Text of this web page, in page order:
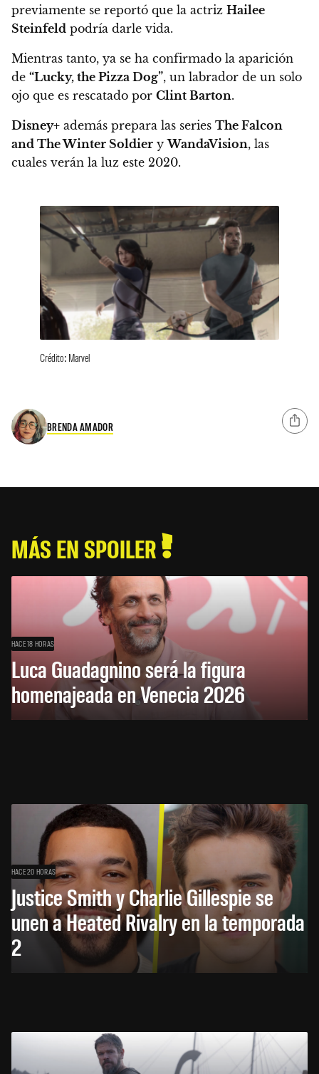
previamente se reportó que la actriz Hailee
Steinfeld podría darle vida.
Mientras tanto, ya se ha confirmado la aparición
de “Lucky, the Pizza Dog”, un labrador de un solo
ojo que es rescatado por Clint Barton.
Disney+ además prepara las series The Falcon
and The Winter Soldier yWandaVision, las
cuales verán la luz este 2020.
Crédito: Marvel
BRENDA AMADOR
MÁS EN SPOILER
HACE 18 HORAS
Luca Guadagnino será la figura
homenajeada en Venecia 2026
HACE 20 HORAS
Justice Smith y Charlie Gillespie se
unen a Heated Rivalry en la temporada
2